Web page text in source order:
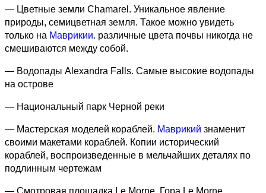
— Цветные земли Chamarel. Уникальное явление
природы, семицветная земля. Такое можно увидеть
только на Маврикии. различные цвета почвы никогда не
смешиваются между собой.
— Водопады Alexandra Falls. Самые высокие водопады
на острове
— Национальный парк Черной реки
— Мастерская моделей кораблей. Маврикий знаменит
своими макетами кораблей. Копии исторический
кораблей, воспроизведенные в мельчайших деталях по
подлинным чертежам
— Смотровая площадка Le Morne. Гора Le Morne